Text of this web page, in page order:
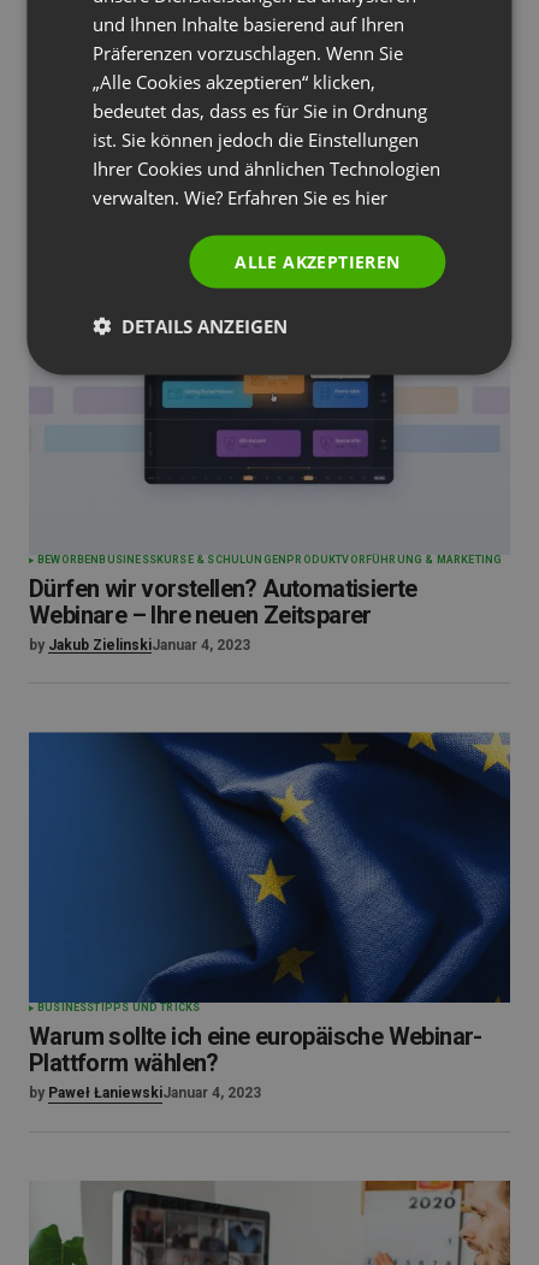
BUSINESS KURSE & SCHULUNGEN
KURSE & SCHULUNGEN
MEETINGS & ZUSAMMENARBEITMEETINGS & ZUSAMMENARBEIT
Online-Meetings außerhalb der Box: Wie kann
man große Veranstaltungen mit Webinaren
organisieren
Jakub ZielinskiJanuar 4, 2023
BEWORBEN BUSINESSKURSE & SCHULUNGEN PRODUKTVORFÜHRUNG & MARKETING
Dürfen wir vorstellen? Automatisierte
Webinare – Ihre neuen Zeitsparer
by Jakub ZielinskiJanuar 4, 2023
BUSINESSTIPPS UND TRICKS
Warum sollte ich eine europäische Webinar-
Plattform wählen?
by Paweł ŁaniewskiJanuar 4, 2023
SPANISH
ITALIAN
und Ihnen Inhalte basierend auf Ihren
Präferenzen vorzuschlagen. Wenn Sie
„Alle Cookies akzeptieren“ klicken,
bedeutet das, dass es für Sie in Ordnung
ist. Sie können jedoch die Einstellungen
Ihrer Cookies und ähnlichen Technologien
verwalten. Wie? Erfahren Sie es hier
ALLE AKZEPTIEREN
DETAILS ANZEIGEN